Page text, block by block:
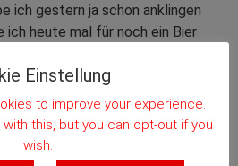
ich gestern ja schon anklingen
ich heute mal für noch ein Bier
der so einiges
Beispiel wrden die Etiketten
ein einheitliches Desing
Einstellung
to improve your experience.
this, but you can opt-out if you
wish.